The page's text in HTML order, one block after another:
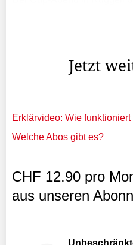
Jetzt
Erklärvideo: Wie
Welche Abos gibt es?
CHF 12.90 pro
aus unseren